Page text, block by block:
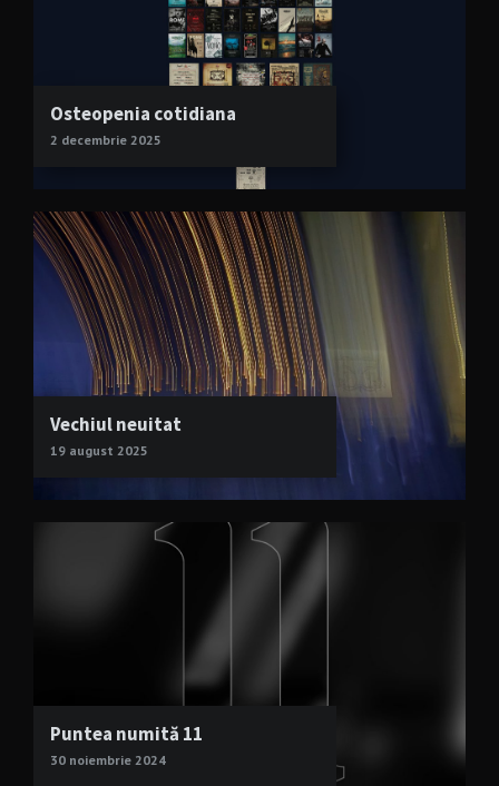
Osteopenia cotidiana
2 decembrie 2025
Vechiul neuitat
19 august 2025
Puntea numită 11
30 noiembrie 2024